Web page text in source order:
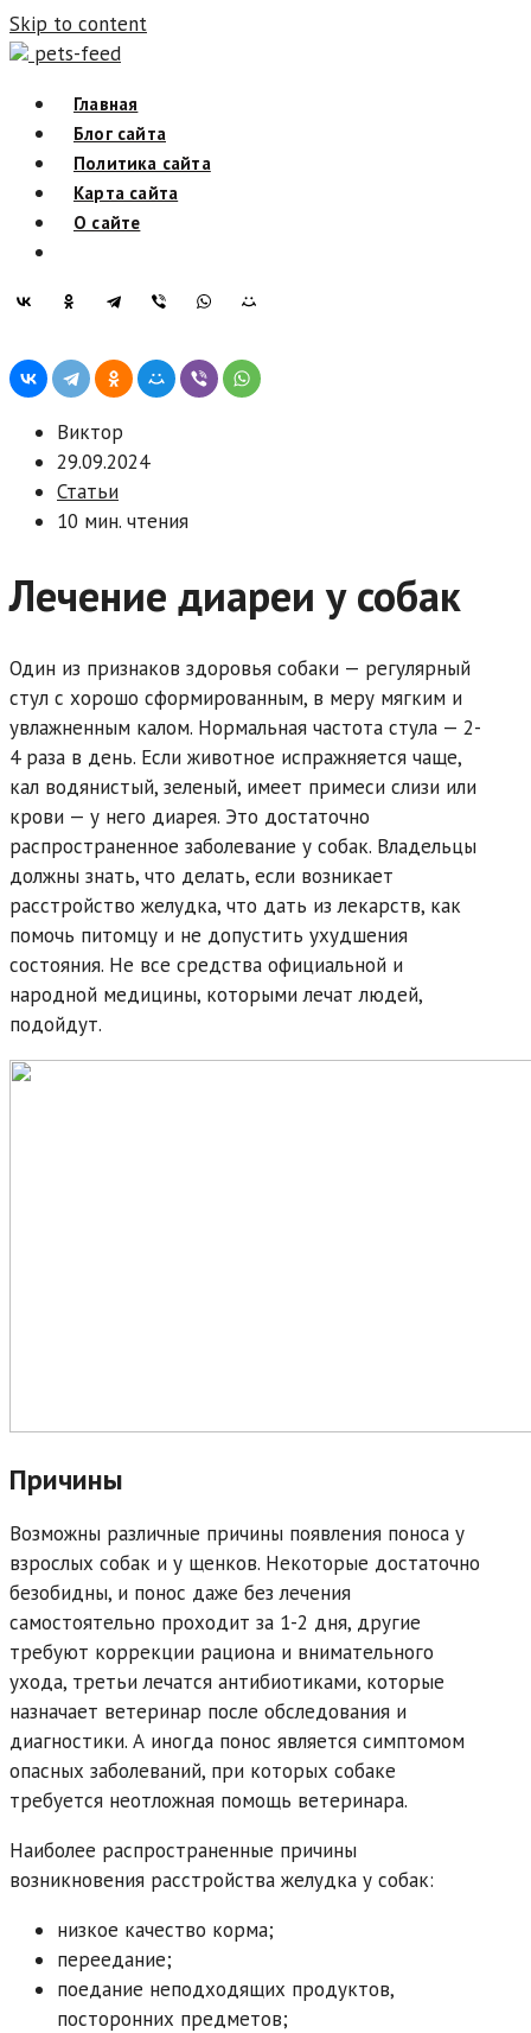
Skip to content
pets-feed
Главная
Блог сайта
Политика сайта
Карта сайта
О сайте
Виктор
29.09.2024
Статьи
10 мин. чтения
Лечение диареи у собак
Один из признаков здоровья собаки — регулярный
стул с хорошо сформированным, в меру мягким и
увлажненным калом. Нормальная частота стула — 2-
4 раза в день. Если животное испражняется чаще,
кал водянистый, зеленый, имеет примеси слизи или
крови — у него диарея. Это достаточно
распространенное заболевание у собак. Владельцы
должны знать, что делать, если возникает
расстройство желудка, что дать из лекарств, как
помочь питомцу и не допустить ухудшения
состояния. Не все средства официальной и
народной медицины, которыми лечат людей,
подойдут.
Причины
Возможны различные причины появления поноса у
взрослых собак и у щенков. Некоторые достаточно
безобидны, и понос даже без лечения
самостоятельно проходит за 1-2 дня, другие
требуют коррекции рациона и внимательного
ухода, третьи лечатся антибиотиками, которые
назначает ветеринар после обследования и
диагностики. А иногда понос является симптомом
опасных заболеваний, при которых собаке
требуется неотложная помощь ветеринара.
Наиболее распространенные причины
возникновения расстройства желудка у собак:
низкое качество корма;
переедание;
поедание неподходящих продуктов,
посторонних предметов;